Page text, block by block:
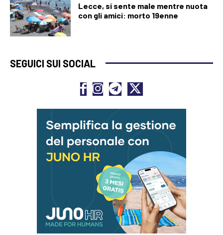
Lecce, si sente male mentre nuota
con gli amici: morto 19enne
SEGUICI SUI SOCIAL